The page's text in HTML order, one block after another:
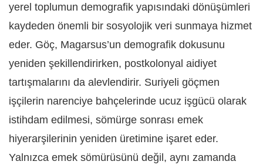
yerel toplumun demografik yapısındaki dönüşümleri
kaydeden önemli bir sosyolojik veri sunmaya hizmet
eder. Göç, Magarsus’un demografik dokusunu
yeniden şekillendirirken, postkolonyal aidiyet
tartışmalarını da alevlendirir. Suriyeli göçmen
işçilerin narenciye bahçelerinde ucuz işgücü olarak
istihdam edilmesi, sömürge sonrası emek
hiyerarşilerinin yeniden üretimine işaret eder.
Yalnızca emek sömürüsünü değil, aynı zamanda